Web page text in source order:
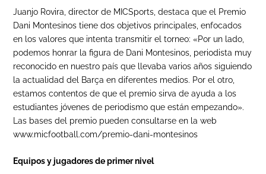
Juanjo Rovira, director de MICSports, destaca que el Premio
Dani Montesinos tiene dos objetivos principales, enfocados
en los valores que intenta transmitir el torneo: «Por un lado,
podemos honrar la figura de Dani Montesinos, periodista muy
reconocido en nuestro país que llevaba varios años siguiendo
la actualidad del Barça en diferentes medios. Por el otro,
estamos contentos de que el premio sirva de ayuda a los
estudiantes jóvenes de periodismo que están empezando».
Las bases del premio pueden consultarse en la web
www.micfootball.com/premio-dani-montesinos
Equipos y jugadores de primer nivel